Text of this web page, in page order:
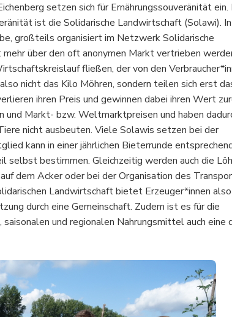
setzen sich für Ernährungssouveränität ein.
ist die Solidarische Landwirtschaft (Solawi). In
großteils organisiert im Netzwerk Solidarische
über den oft anonymen Markt vertrieben
fließen, der von den
nicht das Kilo Möhren, sondern teilen sich erst
ihren Preis und gewinnen dabei ihren Wert
und Markt- bzw. Weltmarktpreisen und haben
nicht ausbeuten. Viele Solawis setzen bei der
kann in einer jährlichen Bieterrunde
selbst bestimmen. Gleichzeitig werden auch die
dem Acker oder bei der Organisation des
Landwirtschaft bietet Erzeuger*innen also
durch eine Gemeinschaft. Zudem ist es für die
und regionalen Nahrungsmittel auch eine